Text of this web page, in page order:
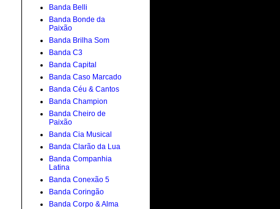
Banda Belli
Banda Bonde da
Paixão
Banda Brilha Som
Banda C3
Banda Capital
Banda Caso Marcado
Banda Céu & Cantos
Banda Champion
Banda Cheiro de
Paixão
Banda Cia Musical
Banda Clarão da Lua
Banda Companhia
Latina
Banda Conexão 5
Banda Coringão
Banda Corpo & Alma